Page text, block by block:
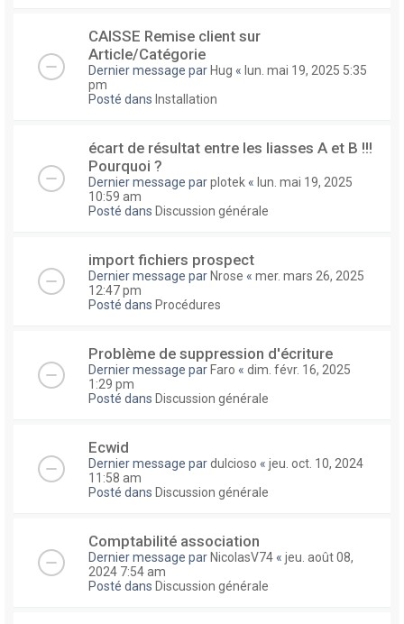
CAISSE Remise client sur
Article/Catégorie
Dernier message par Hug « lun. mai 19, 2025 5:35
pm
Posté dans Installation
écart de résultat entre les liasses A et B !!!
Pourquoi ?
Dernier message parplotek « lun. mai 19, 2025
10:59 am
Posté dans Discussion générale
import fichiers prospect
Dernier message par Nrose « mer. mars 26, 2025
12:47 pm
Posté dans Procédures
Problème de suppression d'écriture
Dernier message par Faro « dim. févr. 16, 2025
1:29 pm
Posté dans Discussion générale
Ecwid
Dernier message pardulcioso « jeu. oct. 10, 2024
11:58 am
Posté dans Discussion générale
Comptabilité association
Dernier message par NicolasV74 « jeu. août 08,
2024 7:54 am
Posté dans Discussion générale